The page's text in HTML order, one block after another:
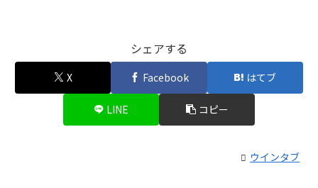
シェアする
X Facebook はてブ
LINE コピー
ウインタブ